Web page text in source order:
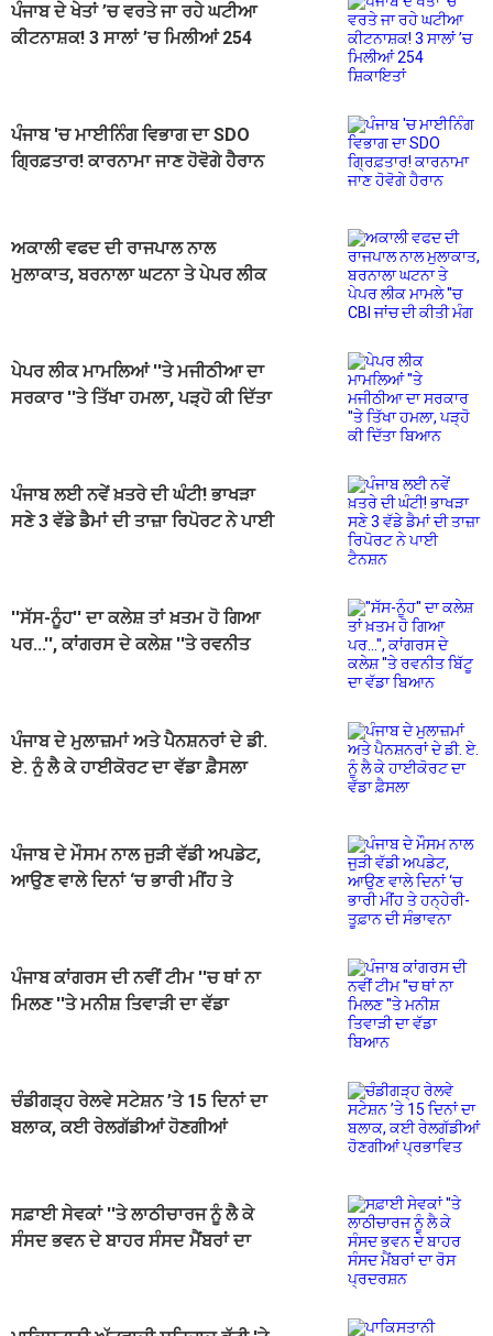
ਪੰਜਾਬ ਦੇ ਖੇਤਾਂ ’ਚ ਵਰਤੇ ਜਾ ਰਹੇ ਘਟੀਆ
ਕੀਟਨਾਸ਼ਕ! 3 ਸਾਲਾਂ ’ਚ ਮਿਲੀਆਂ 254
ਪੰਜਾਬ 'ਚ ਮਾਈਨਿੰਗ ਵਿਭਾਗ ਦਾ SDO
ਗ੍ਰਿਫ਼ਤਾਰ! ਕਾਰਨਾਮਾ ਜਾਣ ਹੋਵੋਗੇ ਹੈਰਾਨ
ਅਕਾਲੀ ਵਫਦ ਦੀ ਰਾਜਪਾਲ ਨਾਲ
ਮੁਲਾਕਾਤ, ਬਰਨਾਲਾ ਘਟਨਾ ਤੇ ਪੇਪਰ ਲੀਕ
ਪੇਪਰ ਲੀਕ ਮਾਮਲਿਆਂ ''ਤੇ ਮਜੀਠੀਆ ਦਾ
ਸਰਕਾਰ ''ਤੇ ਤਿੱਖਾ ਹਮਲਾ, ਪੜ੍ਹੋ ਕੀ ਦਿੱਤਾ
ਪੰਜਾਬ ਲਈ ਨਵੇਂ ਖ਼ਤਰੇ ਦੀ ਘੰਟੀ! ਭਾਖੜਾ
ਸਣੇ 3 ਵੱਡੇ ਡੈਮਾਂ ਦੀ ਤਾਜ਼ਾ ਰਿਪੋਰਟ ਨੇ ਪਾਈ
''ਸੱਸ-ਨੂੰਹ'' ਦਾ ਕਲੇਸ਼ ਤਾਂ ਖ਼ਤਮ ਹੋ ਗਿਆ
ਪਰ...'', ਕਾਂਗਰਸ ਦੇ ਕਲੇਸ਼ ''ਤੇ ਰਵਨੀਤ
ਪੰਜਾਬ ਦੇ ਮੁਲਾਜ਼ਮਾਂ ਅਤੇ ਪੈਨਸ਼ਨਰਾਂ ਦੇ ਡੀ.
ਏ. ਨੂੰ ਲੈ ਕੇ ਹਾਈਕੋਰਟ ਦਾ ਵੱਡਾ ਫ਼ੈਸਲਾ
ਪੰਜਾਬ ਦੇ ਮੌਸਮ ਨਾਲ ਜੁੜੀ ਵੱਡੀ ਅਪਡੇਟ,
ਆਉਣ ਵਾਲੇ ਦਿਨਾਂ ‘ਚ ਭਾਰੀ ਮੀਂਹ ਤੇ
ਪੰਜਾਬ ਕਾਂਗਰਸ ਦੀ ਨਵੀਂ ਟੀਮ ''ਚ ਥਾਂ ਨਾ
ਮਿਲਣ ''ਤੇ ਮਨੀਸ਼ ਤਿਵਾੜੀ ਦਾ ਵੱਡਾ
ਚੰਡੀਗੜ੍ਹ ਰੇਲਵੇ ਸਟੇਸ਼ਨ ’ਤੇ 15 ਦਿਨਾਂ ਦਾ
ਬਲਾਕ, ਕਈ ਰੇਲਗੱਡੀਆਂ ਹੋਣਗੀਆਂ
ਸਫ਼ਾਈ ਸੇਵਕਾਂ ''ਤੇ ਲਾਠੀਚਾਰਜ ਨੂੰ ਲੈ ਕੇ
ਸੰਸਦ ਭਵਨ ਦੇ ਬਾਹਰ ਸੰਸਦ ਮੈਂਬਰਾਂ ਦਾ